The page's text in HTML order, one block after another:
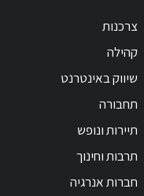
צרכנות
קהילה
שיווק באינטרנט
תחבורה
תיירות ונופש
תרבות וחינוך
חברות אנרגיה